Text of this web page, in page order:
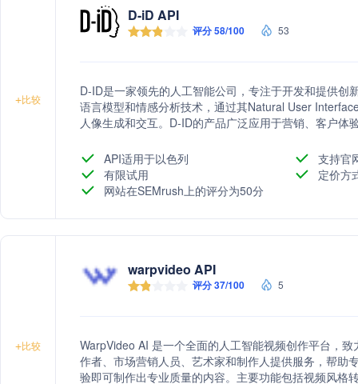
+比较
D-iD API
评分 58/100 53
D-ID是一家领先的人工智能公司，专注于开发和提供创
语言模型和情感分析技术，通过其Natural User
人像生成和交互。D-ID的产品广泛应用于营销、客户
术的道德和合规性。
API适用于以色列
支持官
有限试用
定价方
网站在SEMrush上的评分为50分
+比较
warpvideo API
评分 37/100 5
WarpVideo AI 是一个全面的人工智能视频创作平台，
作者、市场营销人员、艺术家和制作人提供服务，帮助
验即可制作出专业质量的内容。主要功能包括视频风格